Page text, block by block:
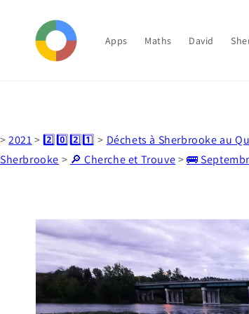
contenu
Apps Maths David
>2021> 2️⃣0️⃣2️⃣1️⃣ > Déchets à Sherbrooke au
Sherbrooke > 🔎 Cherche et Trouve>🚌
Passer aux
informations
produits